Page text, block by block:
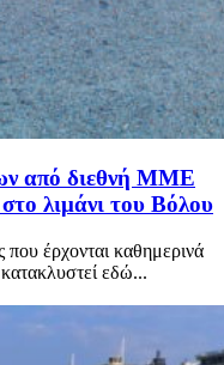
από διεθνή ΜΜΕ
λιμάνι του Βόλου
που έρχονται καθημερινά
εδώ...